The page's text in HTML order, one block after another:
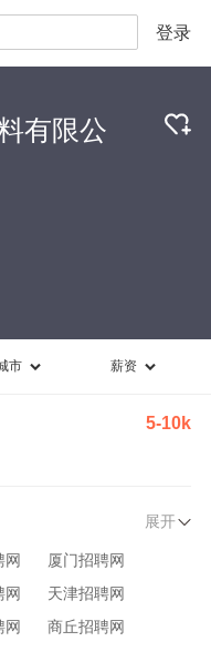
登录
有限公
市 薪资
5-10k
展开
网
厦门招聘网
网
天津招聘网
网
商丘招聘网